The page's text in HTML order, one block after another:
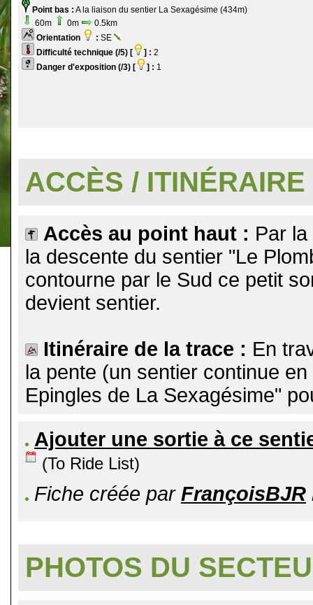
Point bas : A la liaison du sentier La Sexagésime (434m)
60m
0m
0.5km
Orientation
: SE
Difficulté technique (/5) [
] : 2
Danger d'exposition (/3) [
] : 1
ACCÈS / ITINÉRAIRE
Accès au point haut : Par
la descente du sentier "Le
contourne par le Sud ce petit
devient sentier.
Itinéraire de la trace : En
la pente (un sentier continue
Epingles de La Sexagésime"
Ajouter une sortie à ce
(To Ride List)
Fiche créée par FrançoisBJR
PHOTOS DU